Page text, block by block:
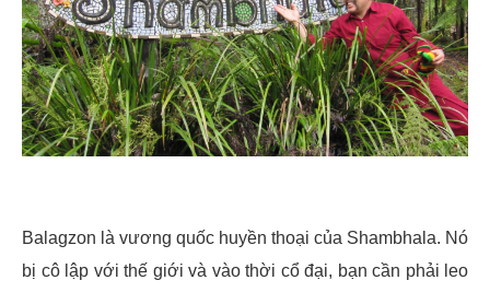
Balagzon là vương quốc huyền thoại của Shambhala. Nó
bị cô lập với thế giới và vào thời cổ đại, bạn cần phải leo